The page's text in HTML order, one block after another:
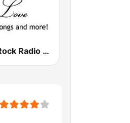
Soft Rock Radio Love